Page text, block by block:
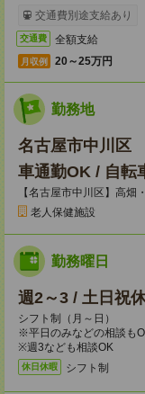
交通費別途支給あり
交通費 全額支給
月収例 20～25万円
勤務地
名古屋市中川区
車通勤OK / 自転
【名古屋市中川区】高畑
老人保健施設
勤務曜日
週2～3 / 土日祝
シフト制（月～日）
※平日のみなどの相談も
※週3なども相談OK
休日休暇 シフト制